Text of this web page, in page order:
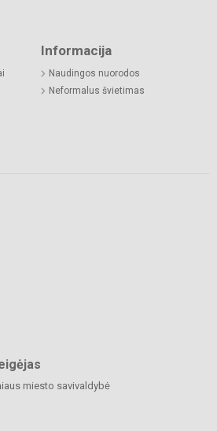
Informacija
Naudingos nuorodos
Neformalus švietimas
miesto savivaldybė